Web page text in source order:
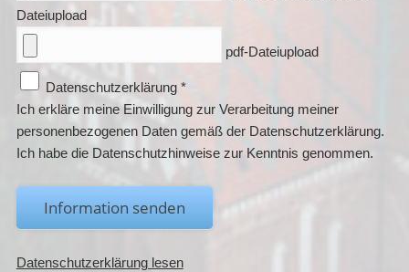
Dateiupload
pdf-Dateiupload
Datenschutzerklärung *
Ich erkläre meine Einwilligung zur Verarbeitung meiner
personenbezogenen Daten gemäß der Datenschutzerklärung.
Ich habe die Datenschutzhinweise zur Kenntnis genommen.
Information senden
Datenschutzerklärung lesen